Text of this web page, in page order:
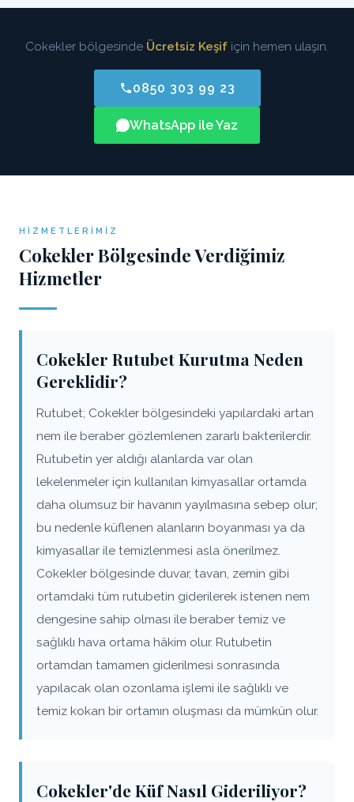
Cokekler bölgesinde Ücretsiz Keşif için hemen ulaşın.
0850 303 99 23
WhatsApp ile Yaz
HIZMETLERIMIZ
Cokekler Bölgesinde Verdiğimiz
Hizmetler
Cokekler Rutubet Kurutma Neden
Gereklidir?
Rutubet; Cokekler bölgesindeki yapılardaki artan
nem ile beraber gözlemlenen zararlı bakterilerdir.
Rutubetin yer aldığı alanlarda var olan
lekelenmeler için kullanılan kimyasallar ortamda
daha olumsuz bir havanın yayılmasına sebep olur;
bu nedenle küflenen alanların boyanması ya da
kimyasallar ile temizlenmesi asla önerilmez.
Cokekler bölgesinde duvar, tavan, zemin gibi
ortamdaki tüm rutubetin giderilerek istenen nem
dengesine sahip olması ile beraber temiz ve
sağlıklı hava ortama hâkim olur. Rutubetin
ortamdan tamamen giderilmesi sonrasında
yapılacak olan ozonlama işlemi ile sağlıklı ve
temiz kokan bir ortamın oluşması da mümkün olur.
Cokekler'de Küf Nasıl Gideriliyor?